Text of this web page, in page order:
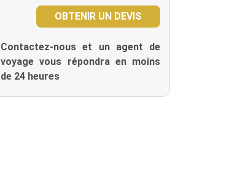
Contactez-nous et un agent de
voyage vous répondra en moins
de 24 heures